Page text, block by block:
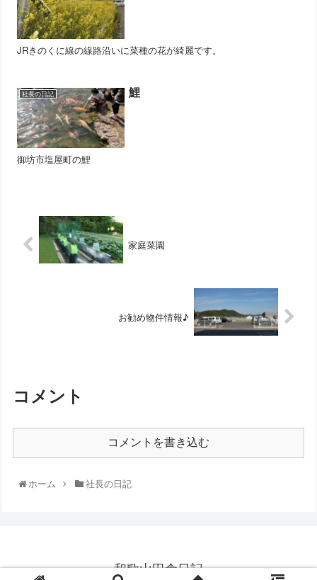
JRきのくに線の線路沿いに菜種の花が綺麗です。
社長の日記 鯉
御坊市塩屋町の鯉
家庭菜園
お勧め物件情報♪
コメント
コメントを書き込む
ホーム 社長の日記
和歌山田舎日記